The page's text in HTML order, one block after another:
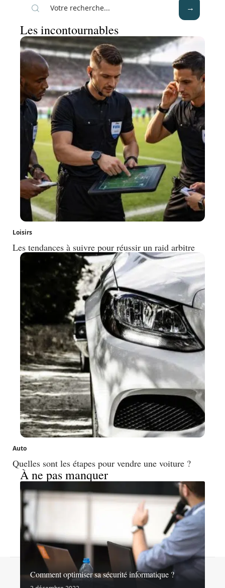
Les incontournables
Loisirs
Les tendances à suivre pour réussir un raid arbitre
Auto
Quelles sont les étapes pour vendre une voiture ?
À ne pas manquer
Comment optimiser sa sécurité informatique ?
Contact Mentions légales Sitemap